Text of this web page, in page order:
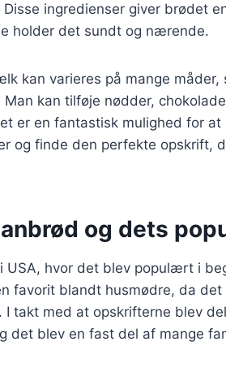
ingredienser giver brødet
holder det sundt og nærende.
kan varieres på mange måder,
kan tilføje nødder,
er en fantastisk mulighed for at
og finde den perfekte opskrift,
og dets
USA, hvor det blev populært i
favorit blandt husmødre, da
I takt med at opskrifterne blev
det blev en fast del af mange